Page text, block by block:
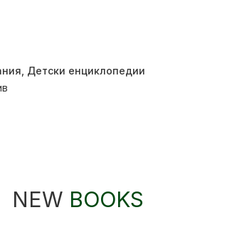
Детски енциклопедии
NEW BOOKS